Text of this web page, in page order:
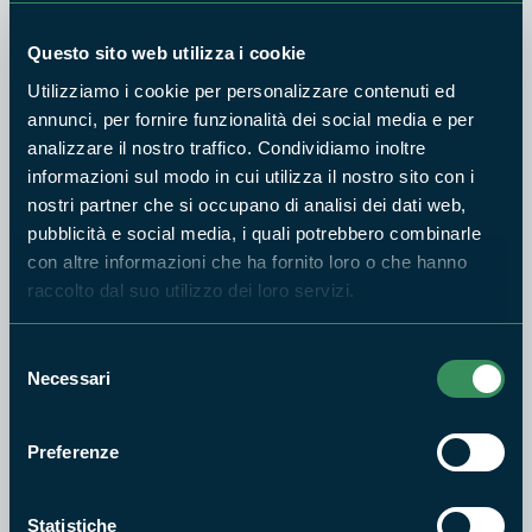
Questo sito web utilizza i cookie
Utilizziamo i cookie per personalizzare contenuti ed
annunci, per fornire funzionalità dei social media e per
analizzare il nostro traffico. Condividiamo inoltre
informazioni sul modo in cui utilizza il nostro sito con i
nostri partner che si occupano di analisi dei dati web,
pubblicità e social media, i quali potrebbero combinarle
con altre informazioni che ha fornito loro o che hanno
raccolto dal suo utilizzo dei loro servizi.
delNecessari
Preferenze
Statistiche
Archeologia Cristiana e Medievale Università
degli Studi Suor Orsola Benincasa Napoli.
prospettiva per il Medioevo nel Golfo".
Dott.ssa MANUELA RUGGIERI, dott.ssa in
scienze delle lingue, storia e cultura dei Paesi
arabo-islamici del Mediterraneo, dottoranda
presso Istituto Pontificio d'arabistica e
d'islamistica di Roma e L'Orientale di Napoli."La
presenza musulmana nel golfo di Gaeta e dintorni
dal'Vlll al X secolo".
Arch. ANDREA DI BIASE, Funzionario per il
Coordinamento delle attività di pianificazione,
interventi di recupero e valorizzazione degli
passato e presente".